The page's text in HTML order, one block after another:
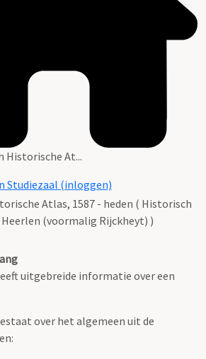
Historische At...
Studiezaal (inloggen)
Atlas, 1587 - heden ( Historisch
(voormalig Rijckheyt) )
uitgebreide informatie over een
over het algemeen uit de